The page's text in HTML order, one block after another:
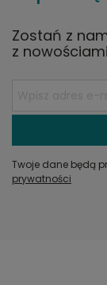
Zostań z
z
Twoje dane będą
prywatności